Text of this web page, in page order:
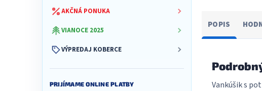
AKČNÁ PONUKA
VIANOCE 2025
VÝPREDAJ KOBERCE
PRIJÍMAME ONLINE PLATBY
POPIS
Vankúšik s